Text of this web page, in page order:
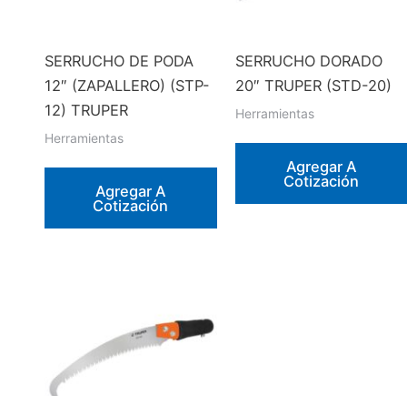
SERRUCHO DE PODA
12″ (ZAPALLERO) (STP-
12) TRUPER
Herramientas
Agregar A
Cotización
SERRUCHO DORADO
20″ TRUPER (STD-20)
Herramientas
Agregar A
Cotización